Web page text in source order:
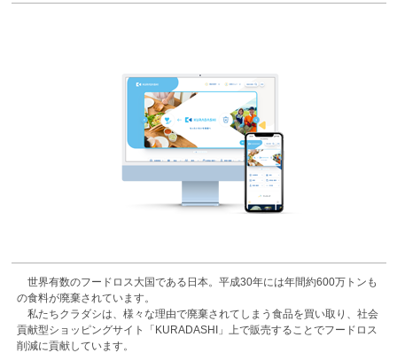
世界有数のフードロス大国である日本。平成30年には年間約600万トンも
の食料が廃棄されています。
私たちクラダシは、様々な理由で廃棄されてしまう食品を買い取り、社会
貢献型ショッピングサイト「KURADASHI」上で販売することでフードロス
削減に貢献しています。